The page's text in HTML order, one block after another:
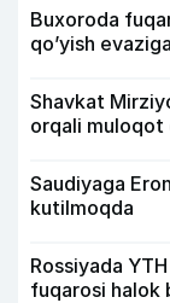
Buxoroda
qo’yish
Shavkat
orqali muloqot
Saudiyaga
kutilmoqda
Rossiyada
fuqarosi halok